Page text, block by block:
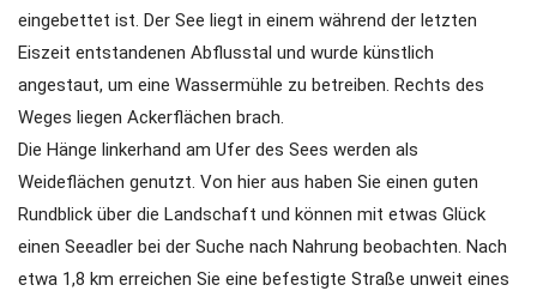
eingebettet ist. Der See liegt in einem während der letzten
Eiszeit entstandenen Abflusstal und wurde künstlich
angestaut, um eine Wassermühle zu betreiben. Rechts des
Weges liegen Ackerflächen brach.
Die Hänge linkerhand am Ufer des Sees werden als
Weideflächen genutzt. Von hier aus haben Sie einen guten
Rundblick über die Landschaft und können mit etwas Glück
einen Seeadler bei der Suche nach Nahrung beobachten. Nach
etwa 1,8 km erreichen Sie eine befestigte Straße unweit eines